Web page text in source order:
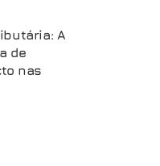
A
de
nas